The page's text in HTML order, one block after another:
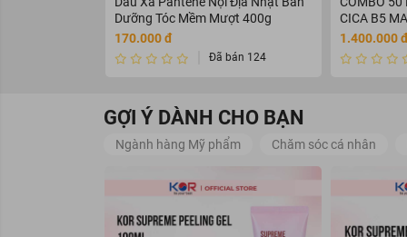
cuốn hết cặn bẩn, trả lại một
cảm giác thư giãn và dễ chịu
Dưỡng Tóc Mềm Mượt 400g
170.000 đ
Đã bán 124
CICA B5
1.400.000
GỢI Ý DÀNH CHO BẠN
Ngành hàng Mỹ phẩm Chăm sóc cá nhân